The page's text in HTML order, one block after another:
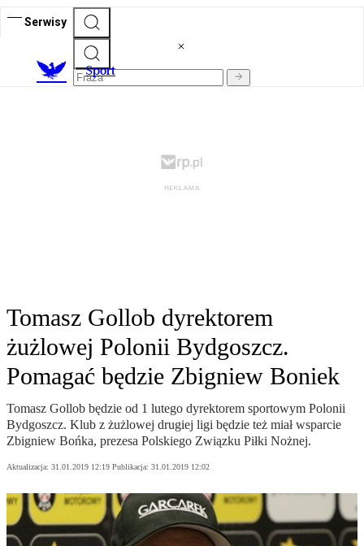
Serwisy
Sport
Tomasz Gollob dyrektorem
żużlowej Polonii Bydgoszcz.
Pomagać będzie Zbigniew Boniek
Tomasz Gollob będzie od 1 lutego dyrektorem sportowym Polonii
Bydgoszcz. Klub z żużlowej drugiej ligi będzie też miał wsparcie
Zbigniew Bońka, prezesa Polskiego Związku Piłki Nożnej.
Aktualizacja: 31.01.2019 12:19 Publikacja: 31.01.2019 12:02